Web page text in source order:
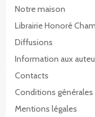
Notre maison
Librairie Honoré
Diffusions
Information aux
Contacts
Conditions
Mentions légales